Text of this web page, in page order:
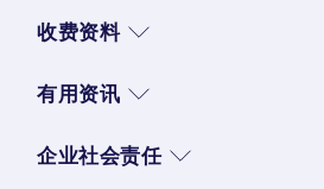
收费资料
有用资讯
企业社会责任